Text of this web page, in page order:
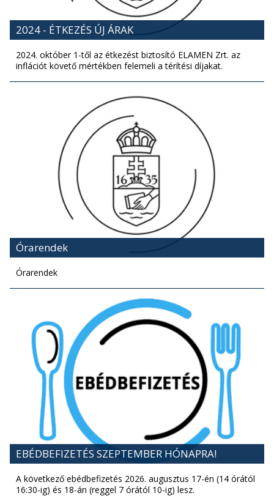
2024 - ÉTKEZÉS ÚJ ÁRAK
2024. október 1-től az étkezést biztosító ELAMEN Zrt. az
inflációt követő mértékben felemeli a térítési díjakat.
Órarendek
Órarendek
EBÉDBEFIZETÉS SZEPTEMBER HÓNAPRA!
A következő ebédbefizetés 2026. augusztus 17-én (14 órától
16:30-ig) és 18-án (reggel 7 órától 10-ig) lesz.